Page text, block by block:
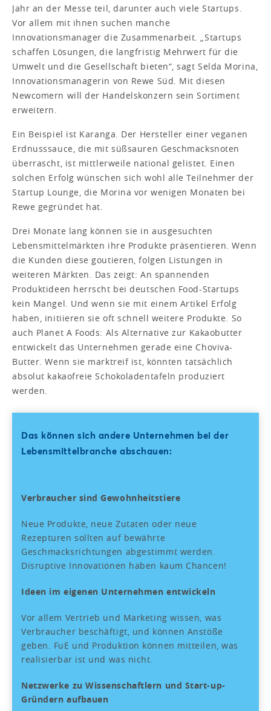
Jahr an der Messe teil, darunter auch viele Startups.
Vor allem mit ihnen suchen manche
Innovationsmanager die Zusammenarbeit. „Startups
schaffen Lösungen, die langfristig Mehrwert für die
Umwelt und die Gesellschaft bieten“, sagt Selda Morina,
Innovationsmanagerin von Rewe Süd. Mit diesen
Newcomern will der Handelskonzern sein Sortiment
erweitern.
Ein Beispiel ist Karanga. Der Hersteller einer veganen
Erdnusssauce, die mit süßsauren Geschmacksnoten
überrascht, ist mittlerweile national gelistet. Einen
solchen Erfolg wünschen sich wohl alle Teilnehmer der
Startup Lounge, die Morina vor wenigen Monaten bei
Rewe gegründet hat.
Drei Monate lang können sie in ausgesuchten
Lebensmittelmärkten ihre Produkte präsentieren. Wenn
die Kunden diese goutieren, folgen Listungen in
weiteren Märkten. Das zeigt: An spannenden
Produktideen herrscht bei deutschen Food-Startups
kein Mangel. Und wenn sie mit einem Artikel Erfolg
haben, initiieren sie oft schnell weitere Produkte. So
auch Planet A Foods: Als Alternative zur Kakaobutter
entwickelt das Unternehmen gerade eine Choviva-
Butter. Wenn sie marktreif ist, könnten tatsächlich
absolut kakaofreie Schokoladentafeln produziert
werden.
Das können sich andere Unternehmen bei der
Lebensmittelbranche abschauen:
Verbraucher sind Gewohnheitstiere
Neue Produkte, neue Zutaten oder neue
Rezepturen sollten auf bewährte
Geschmacksrichtungen abgestimmt werden.
Disruptive Innovationen haben kaum Chancen!
Ideen im eigenen Unternehmen entwickeln
Vor allem Vertrieb und Marketing wissen, was
Verbraucher beschäftigt, und können Anstöße
geben. FuE und Produktion können mitteilen, was
realisierbar ist und was nicht.
Netzwerke zu Wissenschaftlern und Start-up-
Gründern aufbauen